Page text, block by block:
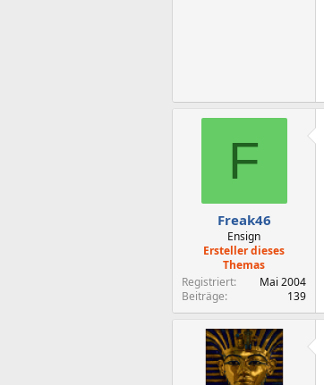
F
Freak46
Ensign
Ersteller dieses
Themas
Registriert
Mai 2004
Beiträge
139